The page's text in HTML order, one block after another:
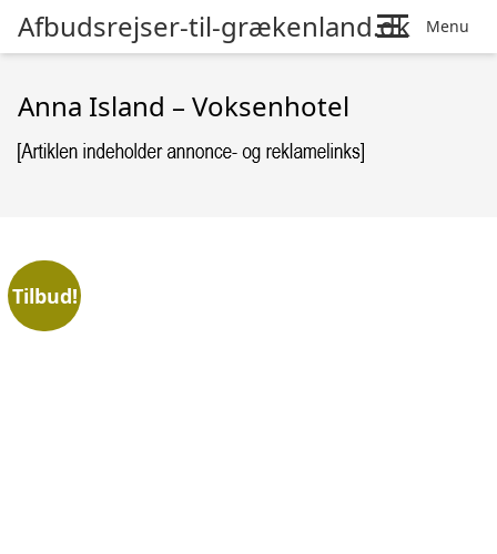
Afbudsrejser-til-grækenland.dk Menu
Anna Island – Voksenhotel
Tilbud!